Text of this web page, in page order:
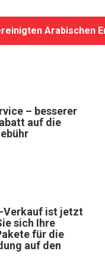
Arabischen
– besserer
auf die
Verkauf ist jetzt
sich Ihre
für die
auf den